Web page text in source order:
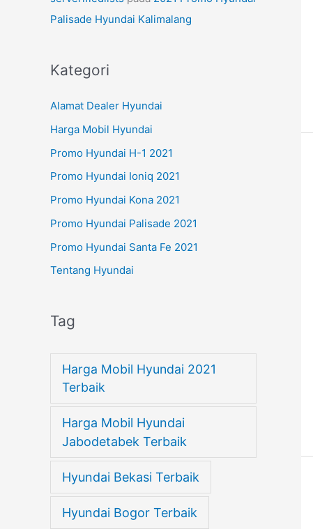
Palisade Hyundai Kalimalang
Kategori
Alamat Dealer Hyundai
Harga Mobil Hyundai
Promo Hyundai H-1 2021
Promo Hyundai Ioniq 2021
Promo Hyundai Kona 2021
Promo Hyundai Palisade 2021
Promo Hyundai Santa Fe 2021
Tentang Hyundai
Tag
Harga Mobil Hyundai 2021
Terbaik
Harga Mobil Hyundai
Jabodetabek Terbaik
Hyundai Bekasi Terbaik
Hyundai Bogor Terbaik